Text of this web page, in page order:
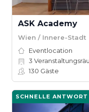
ASK Academy
Wien / Innere-Stadt
Eventlocation
3
130 Gäste
SCHNELLE ANTWORT